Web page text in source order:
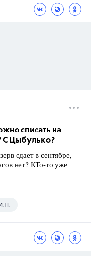
списать на
С Цыбулько?
сдает в сентябре,
нет? КТо-то уже